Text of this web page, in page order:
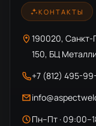
КОНТАКТЫ
190020, Санкт-
150, БЦ
+7 (812) 495-
Пн–Пт ·